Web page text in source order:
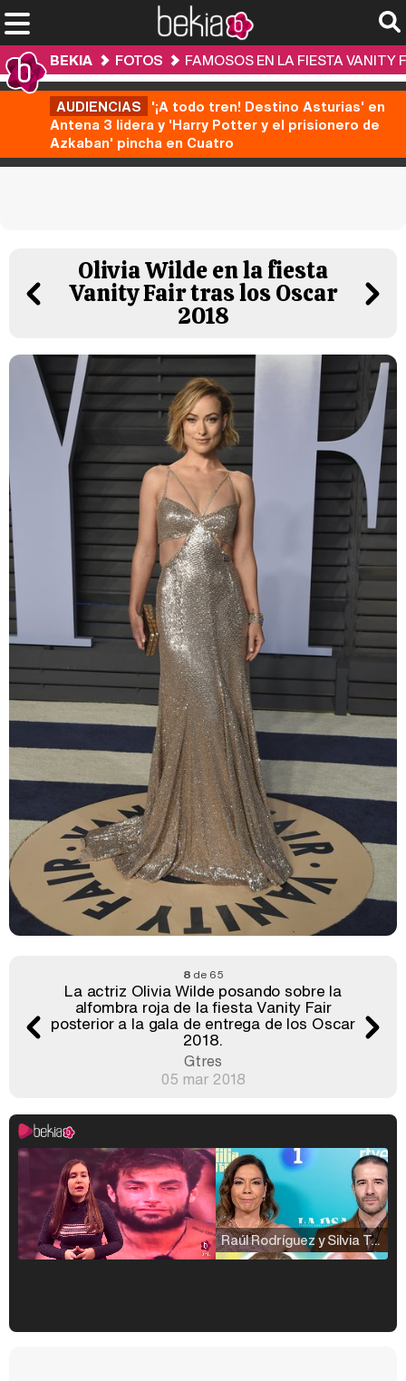
BEKIA FOTOS FAMOSOS EN LA FIESTA VANITY
AUDIENCIAS '¡A todo tren! Destino Asturias' en
Antena 3 lidera y 'Harry Potter y el prisionero de
Azkaban' pincha en Cuatro
Olivia Wilde en la fiesta
Vanity Fair tras los Oscar
2018
8 de 65
La actriz Olivia Wilde posando sobre la
alfombra roja de la fiesta Vanity Fair
posterior a la gala de entrega de los Oscar
2018.
Gtres
05 mar 2018
Raúl Rodríguez y Silvia Taulés nos cuentan su papel en 'La familia de la tele'